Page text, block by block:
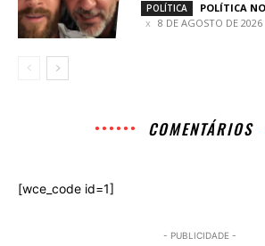
POLÍTICA POLÍTICA
8 DE AGOSTO DE 2026
COMENTÁRIOS
[wce_code id=1]
- PUBLICIDADE -